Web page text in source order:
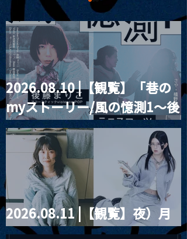
MoonRomantic
Channel1周年記念Live
2026.08.10 |【観覧】「巷の
myストーリー/風の憶測1～後
藤まりこアコースティック
violence POPとテニスコー
ツ」
2026.08.11 |【観覧】夜）月
見ル君想フpre. Sugar Shock